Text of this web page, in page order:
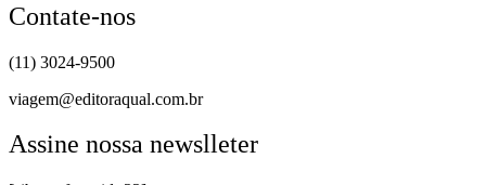
Contate-nos
(11) 3024-9500
viagem@editoraqual.com.br
Assine nossa newslleter